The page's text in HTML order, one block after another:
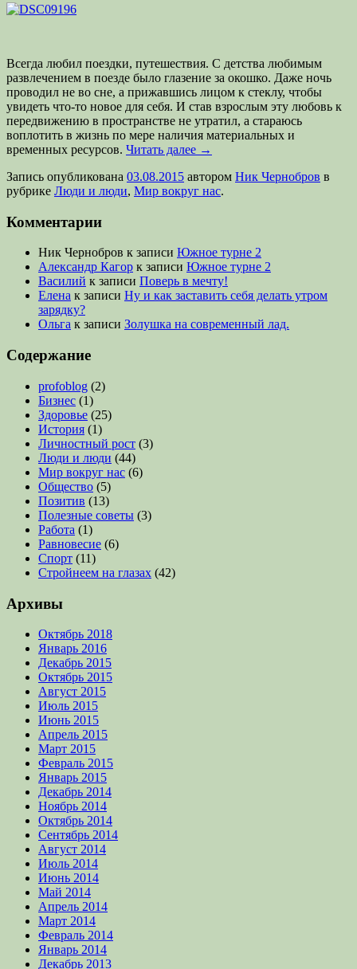
Всегда любил поездки, путешествия. С детства любимым
развлечением в поезде было глазение за окошко. Даже ночь
проводил не во сне, а прижавшись лицом к стеклу, чтобы
увидеть что-то новое для себя. И став взрослым эту любовь к
передвижению в пространстве не утратил, а стараюсь
воплотить в жизнь по мере наличия материальных и
временных ресурсов. Читать далее →
Запись опубликована 03.08.2015 автором Ник Чернобров в
рубрике Люди и люди, Мир вокруг нас.
Комментарии
Ник Чернобров к записи Южное турне 2
Александр Кагор к записи Южное турне 2
Василий к записи Поверь в мечту!
Елена к записи Ну и как заставить себя делать утром
зарядку?
Ольга к записи Золушка на современный лад.
Содержание
profoblog (2)
Бизнес (1)
Здоровье (25)
История (1)
Личностный рост (3)
Люди и люди (44)
Мир вокруг нас (6)
Общество (5)
Позитив (13)
Полезные советы (3)
Работа (1)
Равновесие (6)
Спорт (11)
Стройнеем на глазах (42)
Архивы
Октябрь 2018
Январь 2016
Декабрь 2015
Октябрь 2015
Август 2015
Июль 2015
Июнь 2015
Апрель 2015
Март 2015
Февраль 2015
Январь 2015
Декабрь 2014
Ноябрь 2014
Октябрь 2014
Сентябрь 2014
Август 2014
Июль 2014
Июнь 2014
Май 2014
Апрель 2014
Март 2014
Февраль 2014
Январь 2014
Декабрь 2013